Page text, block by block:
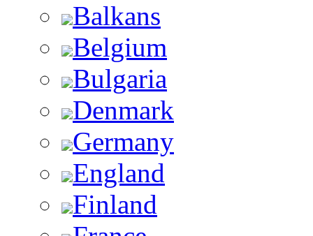
Balkans
Belgium
Bulgaria
Denmark
Germany
England
Finland